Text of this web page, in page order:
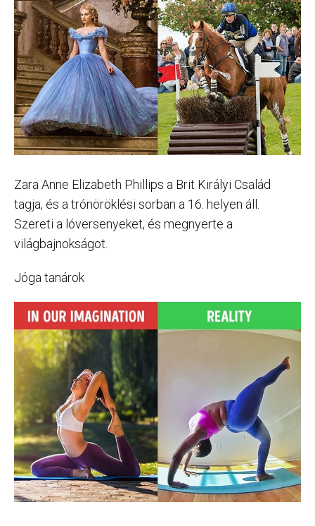
Zara Anne Elizabeth Phillips a Brit Királyi Család
tagja, és a trónöröklési sorban a 16. helyen áll.
Szereti a lóversenyeket, és megnyerte a
világbajnokságot.
Jóga tanárok